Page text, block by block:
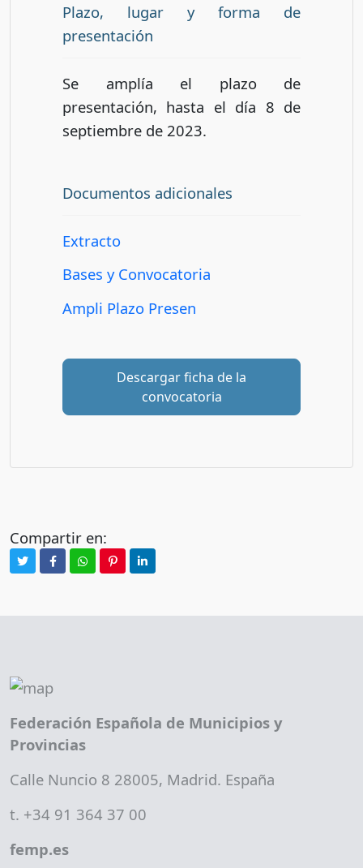
Plazo, lugar y forma de
presentación
Se amplía el plazo de
presentación, hasta el día 8 de
septiembre de 2023.
Documentos adicionales
Extracto
Bases y Convocatoria
Ampli Plazo Presen
Descargar ficha de la
convocatoria
Compartir en:
Federación Española de Municipios y
Provincias
Calle Nuncio 8 28005, Madrid. España
t. +34 91 364 37 00
femp.es